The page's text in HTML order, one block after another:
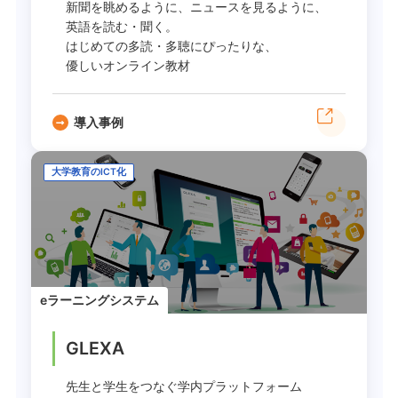
新聞を眺めるように、ニュースを見るように、
英語を読む・聞く。
はじめての多読・多聴にぴったりな、
優しいオンライン教材
導入事例
大学教育のICT化
eラーニングシステム
GLEXA
先生と学生をつなぐ学内プラットフォーム